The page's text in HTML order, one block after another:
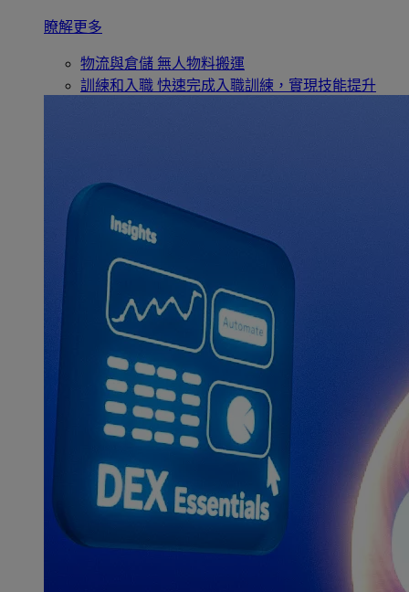
瞭解更多
物流與倉儲 無人物料搬運
訓練和入職 快速完成入職訓練，實現技能提升